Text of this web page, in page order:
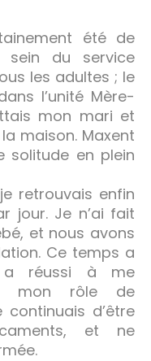
été de
sein du service
les adultes ; le
l’unité Mère-
mon mari et
maison. Maxent
solitude en plein
retrouvais enfin
jour. Je n’ai fait
et nous avons
Ce temps a
a réussi à me
mon rôle de
continuais d’être
et ne